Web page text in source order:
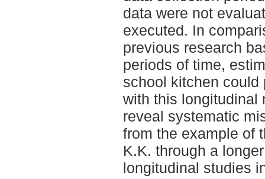
data were not
executed. In
previous research
periods of time,
school kitchen could
with this longitudinal
reveal systematic
from the example of
K.K. through a
longitudinal studies